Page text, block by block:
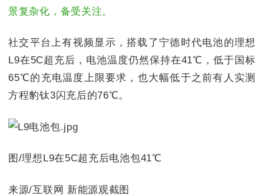
景复杂化，备受关注。
社交平台上有视频显示，搭载了宁德时代电池的理想
L9在5C超充后，电池温度仍然保持在41℃，低于国标
65℃的充电温度上限要求，也大幅低于之前有人实测
方程豹钛3闪充后的76℃。
图/理想L9在5C超充后电池包41℃
来源/互联网 新能源观截图